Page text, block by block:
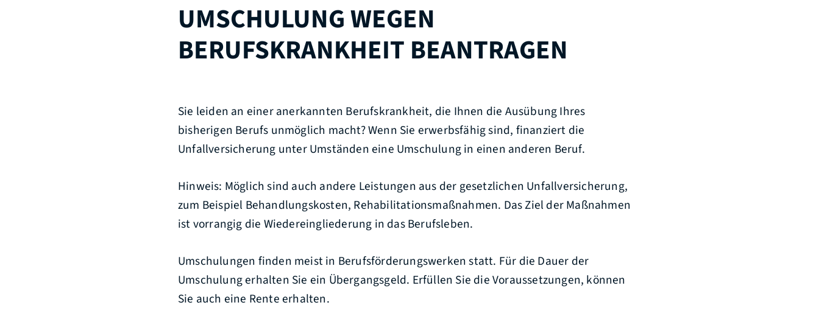
UMSCHULUNG WEGEN
BERUFSKRANKHEIT BEANTRAGEN
Sie leiden an einer anerkannten Berufskrankheit, die Ihnen die Ausübung Ihres
bisherigen Berufs unmöglich macht? Wenn Sie erwerbsfähig sind, finanziert die
Unfallversicherung unter Umständen eine Umschulung in einen anderen Beruf.
Hinweis: Möglich sind auch andere Leistungen aus der gesetzlichen Unfallversicherung,
zum Beispiel Behandlungskosten, Rehabilitationsmaßnahmen. Das Ziel der Maßnahmen
ist vorrangig die Wiedereingliederung in das Berufsleben.
Umschulungen finden meist in Berufsförderungswerken statt. Für die Dauer der
Umschulung erhalten Sie ein Übergangsgeld. Erfüllen Sie die Voraussetzungen, können
Sie auch eine Rente erhalten.